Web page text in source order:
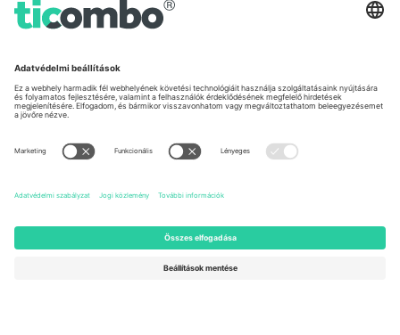
Germany
Unter den Linden 24, 10117
Berlin, Germany
United Kingdom
167 City Road, London, Greater
Newark, Delaware 19713, United
States
Engelberg, Switzerland